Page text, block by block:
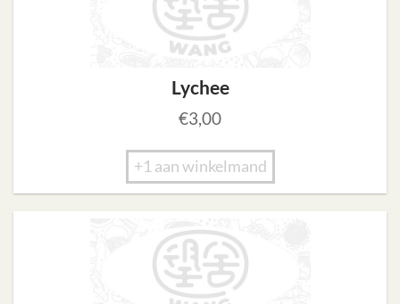
Lychee
€3,00
+1 aan winkelmand